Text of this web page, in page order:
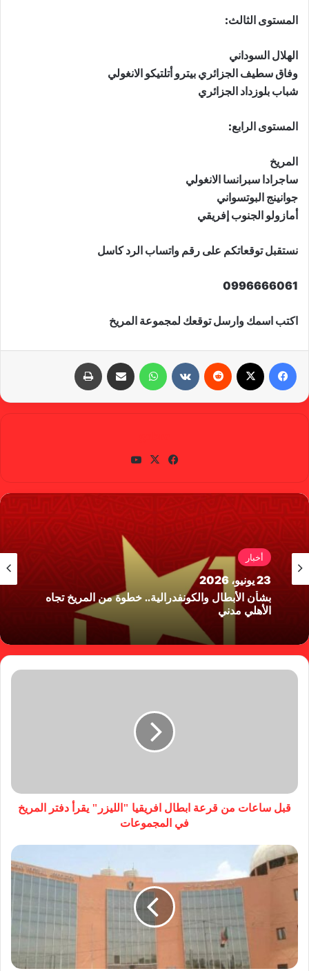
المستوى الثالث:
الهلال السوداني
وفاق سطيف الجزائري بيترو أتلتيكو الانغولي
شباب بلوزداد الجزائري
المستوى الرابع:
المريخ
ساجرادا سبرانسا الانغولي
جوانينج البوتسواني
أمازولو الجنوب إفريقي
نستقبل توقعاتكم على رقم واتساب الرد كاسل
0996666061
اكتب اسمك وارسل توقعك لمجموعة المريخ
واتساب
في
وك
X
أخبار
23 يونيو، 2026
بشأن الأبطال والكونفدرالية.. خطوة من المريخ تجاه
الأهلي مدني
قبل ساعات من قرعة ابطال افريقيا "الليزر" يقرأ دفتر المريخ
في المجموعات